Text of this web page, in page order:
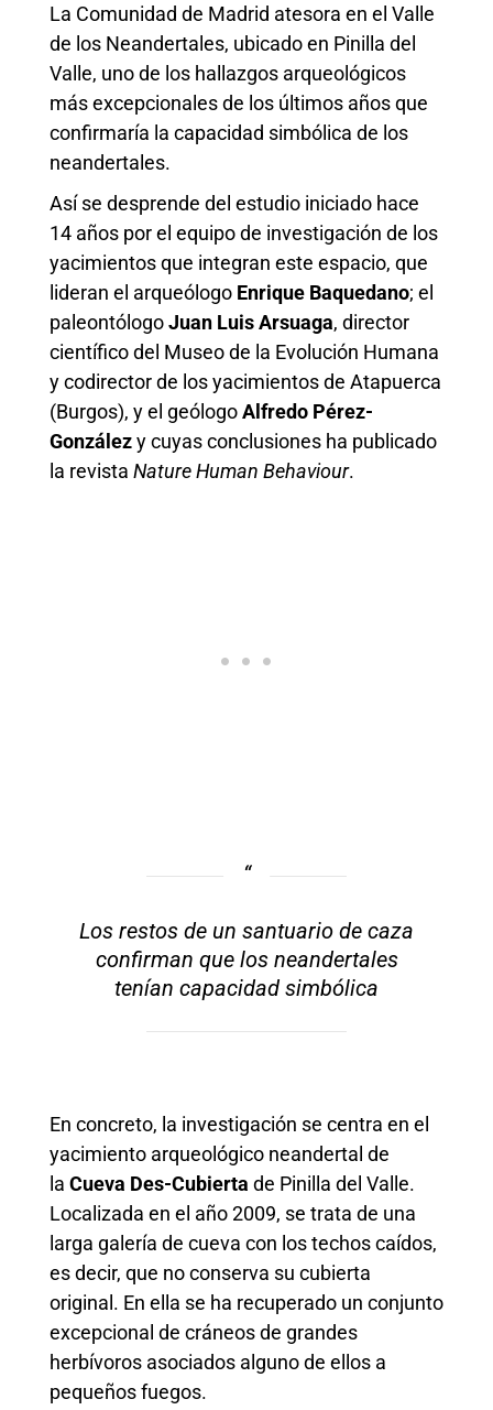
La Comunidad de Madrid atesora en el Valle
de los Neandertales, ubicado en Pinilla del
Valle, uno de los hallazgos arqueológicos
más excepcionales de los últimos años que
confirmaría la capacidad simbólica de los
neandertales.
Así se desprende del estudio iniciado hace
14 años por el equipo de investigación de los
yacimientos que integran este espacio, que
lideran el arqueólogo Enrique Baquedano; el
paleontólogoJuan Luis Arsuaga, director
científico del Museo de la Evolución Humana
y codirector de los yacimientos de Atapuerca
(Burgos), y el geólogoAlfredo Pérez-
Gonzálezy cuyas conclusiones ha publicado
la revista Nature Human Behaviour.
Los restos de un santuario de caza
confirman que los neandertales
tenían capacidad simbólica
En concreto, la investigación se centra en el
yacimiento arqueológico neandertal de
la Cueva Des-Cubierta de Pinilla del Valle.
Localizada en el año 2009, se trata de una
larga galería de cueva con los techos caídos,
es decir, que no conserva su cubierta
original. En ella se ha recuperado un conjunto
excepcional de cráneos de grandes
herbívoros asociados alguno de ellos a
pequeños fuegos.